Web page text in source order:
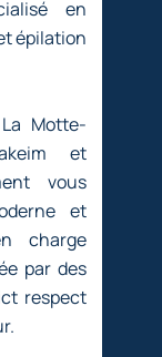
en
épilation
Motte-
et
vous
et
charge
par des
respect